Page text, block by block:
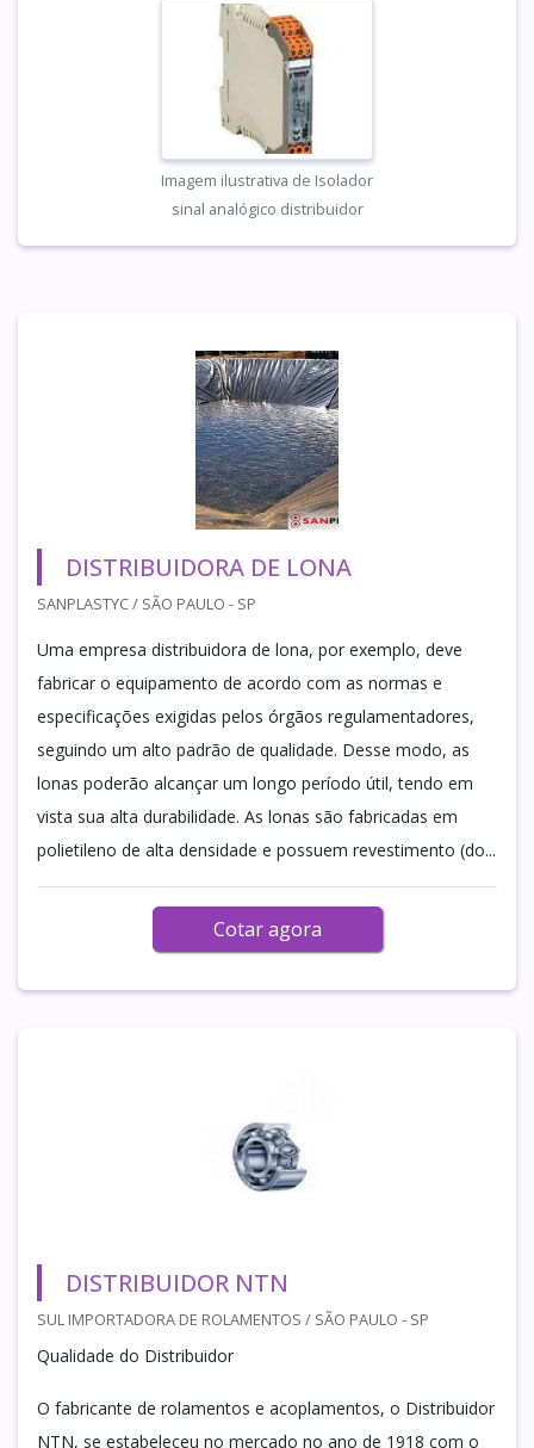
Imagem ilustrativa de Isolador
sinal analógico distribuidor
DISTRIBUIDORA DE LONA
SANPLASTYC / SÃO PAULO - SP
Uma empresa distribuidora de lona, por exemplo, deve
fabricar o equipamento de acordo com as normas e
especificações exigidas pelos órgãos regulamentadores,
seguindo um alto padrão de qualidade. Desse modo, as
lonas poderão alcançar um longo período útil, tendo em
vista sua alta durabilidade. As lonas são fabricadas em
polietileno de alta densidade e possuem revestimento (do...
Cotar agora
DISTRIBUIDOR NTN
SUL IMPORTADORA DE ROLAMENTOS / SÃO PAULO - SP
Qualidade do Distribuidor
O fabricante de rolamentos e acoplamentos, o Distribuidor
NTN, se estabeleceu no mercado no ano de 1918 com o